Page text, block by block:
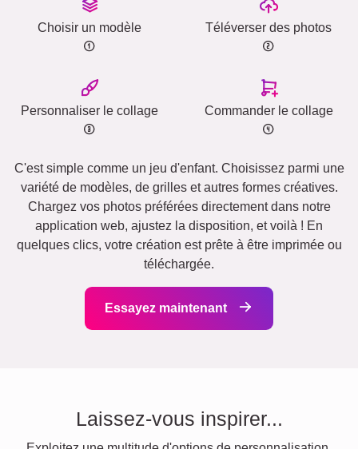
Choisir un modèle Téléverser des photos
Personnaliser le collage Commander le collage
C'est simple comme un jeu d'enfant. Choisissez parmi une
variété de modèles, de grilles et autres formes créatives.
Chargez vos photos préférées directement dans notre
application web, ajustez la disposition, et voilà ! En
quelques clics, votre création est prête à être imprimée ou
téléchargée.
Essayez maintenant
Laissez-vous inspirer...